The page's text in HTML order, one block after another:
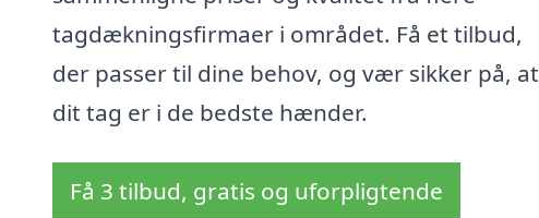
tagdækningsfirmaer i området. Få et tilbud,
der passer til dine behov, og vær sikker på, at
dit tag er i de bedste hænder.
Få 3 tilbud, gratis og uforpligtende